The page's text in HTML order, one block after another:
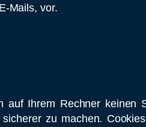
Mails, vor.
auf Ihrem Rechner keinen
zu machen.